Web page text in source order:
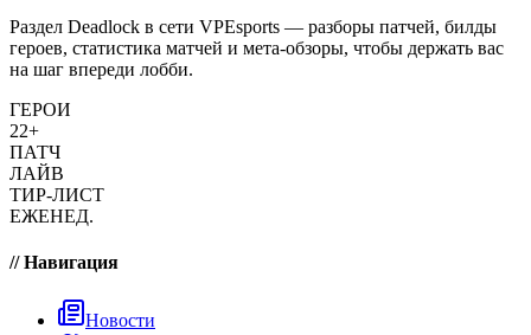
Раздел Deadlock в сети VPEsports — разборы патчей, билды
героев, статистика матчей и мета-обзоры, чтобы держать вас
на шаг впереди лобби.
ГЕРОИ
22+
ПАТЧ
ЛАЙВ
ТИР-ЛИСТ
ЕЖЕНЕД.
// Навигация
Новости